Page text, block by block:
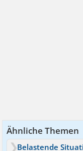
Ähnliche Themen